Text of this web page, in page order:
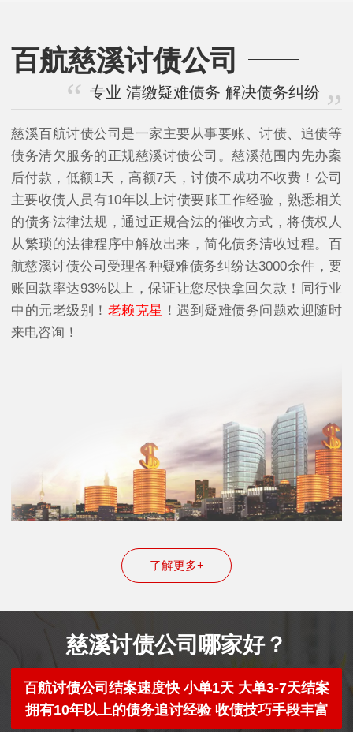
百航慈溪讨债公司
专业 清缴疑难债务 解决债务纠纷
慈溪百航讨债公司是一家主要从事要账、讨债、追债等
债务清欠服务的正规慈溪讨债公司。慈溪范围内先办案
后付款，低额1天，高额7天，讨债不成功不收费！公司
主要收债人员有10年以上讨债要账工作经验，熟悉相关
的债务法律法规，通过正规合法的催收方式，将债权人
从繁琐的法律程序中解放出来，简化债务清收过程。百
航慈溪讨债公司受理各种疑难债务纠纷达3000余件，要
账回款率达93%以上，保证让您尽快拿回欠款！同行业
中的元老级别！ 老赖克星 ！遇到疑难债务问题欢迎随时
来电咨询！
了解更多+
慈溪讨债公司哪家好？
百航讨债公司结案速度快 小单1天 大单3-7天结案
拥有10年以上的债务追讨经验 收债技巧手段丰富